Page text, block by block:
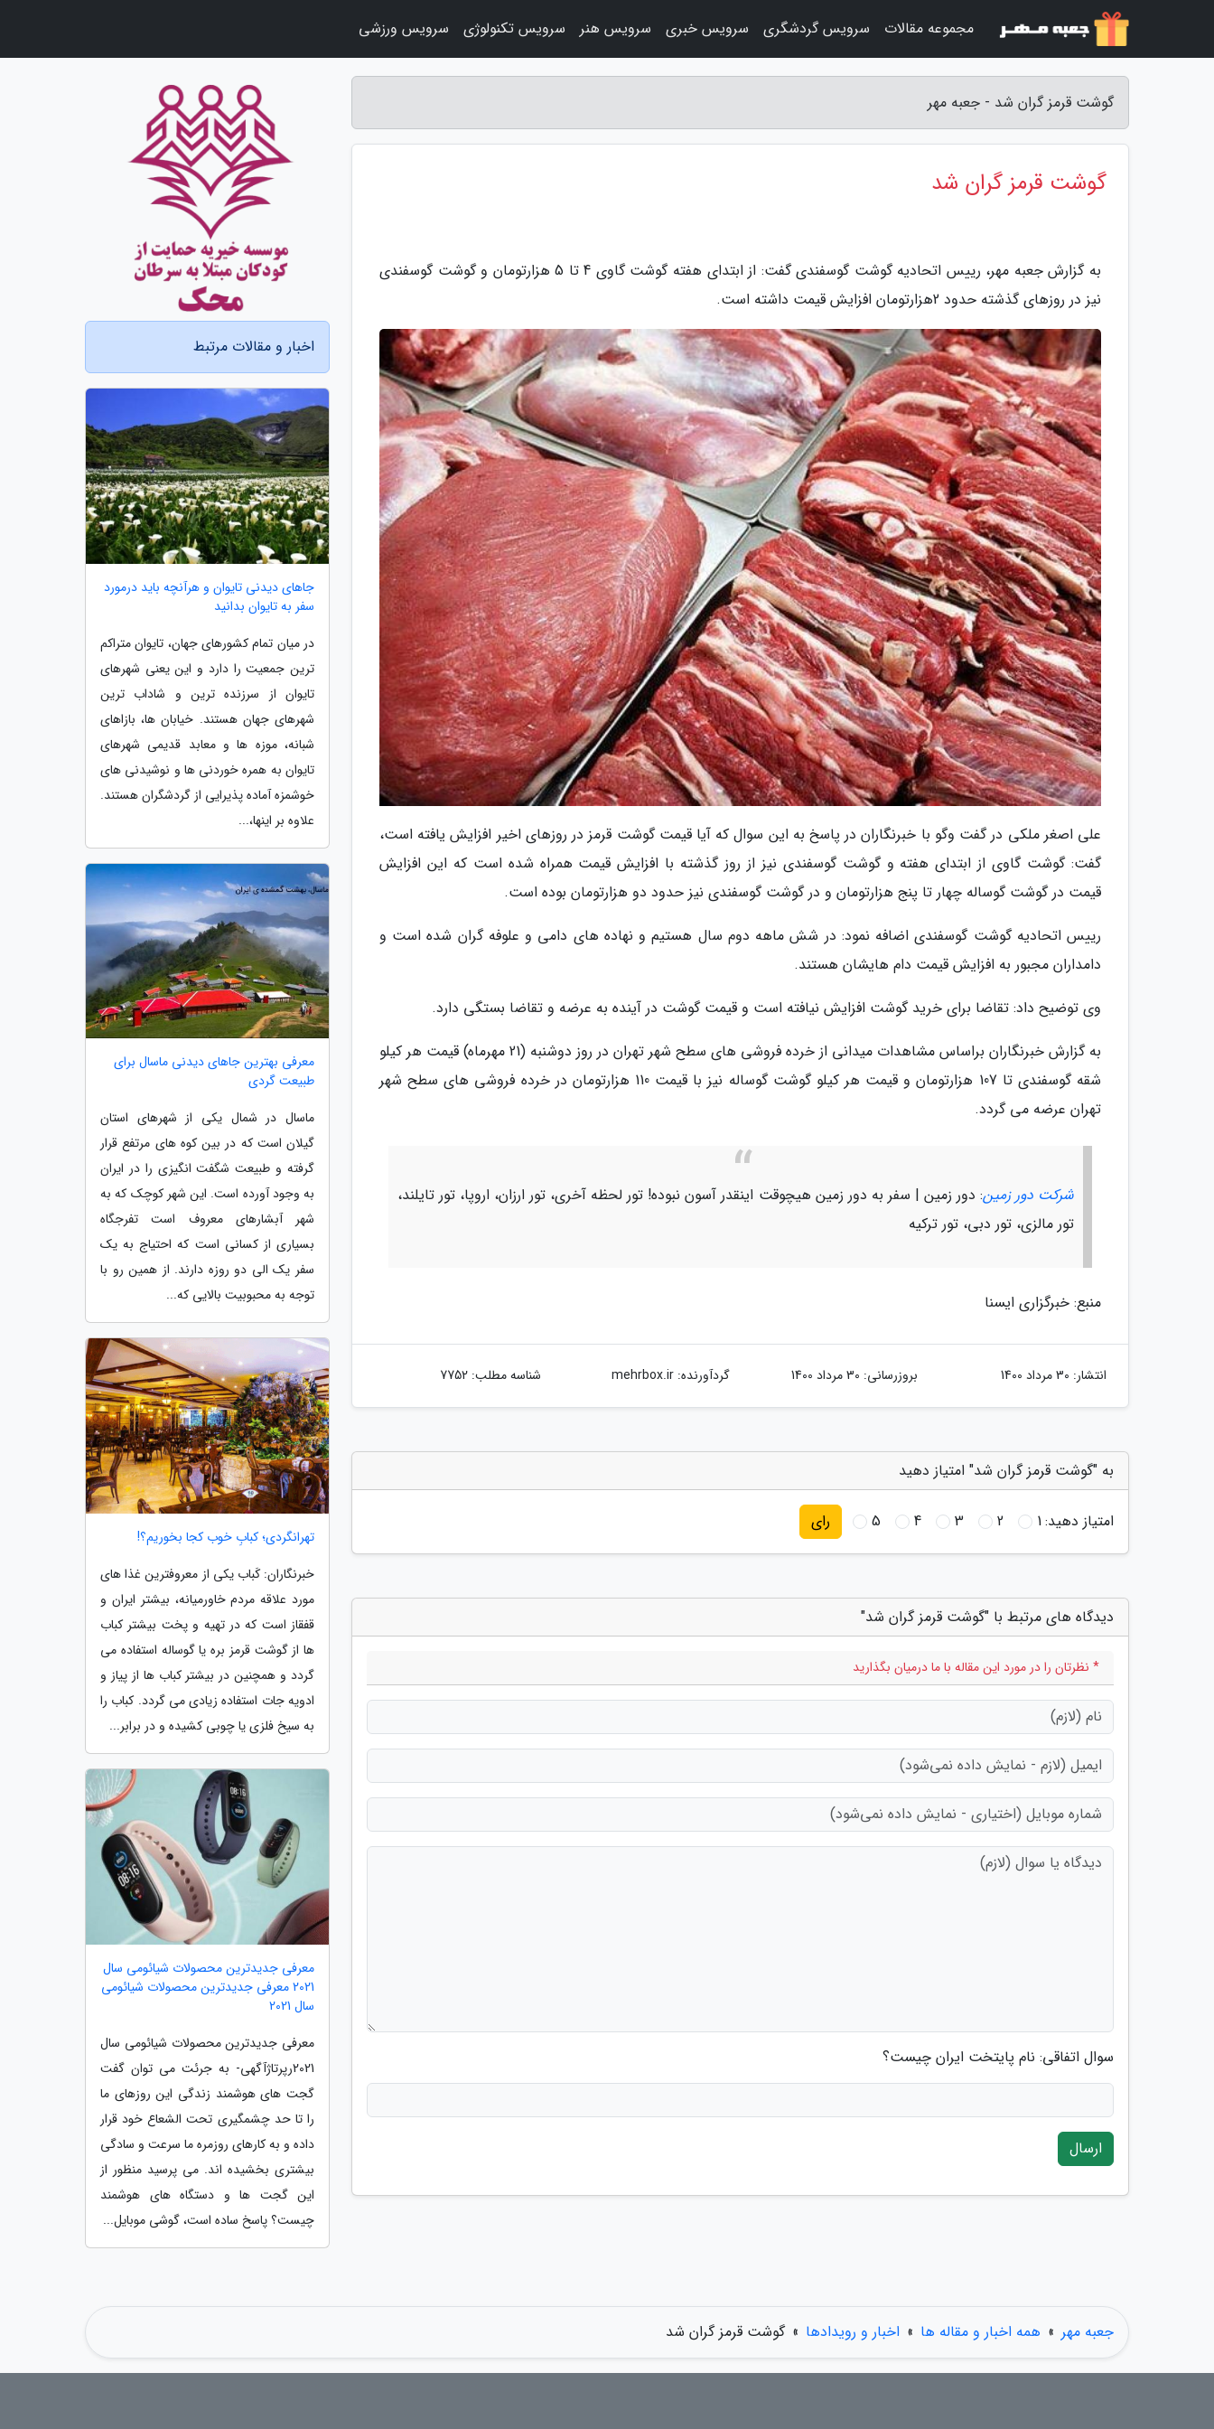
گوشت قرمز گران شد - جعبه مهر
گوشت قرمز گران شد
به گزارش جعبه مهر، رییس اتحادیه گوشت گوسفندی گفت: از ابتدای هفته گوشت گاوی 4 تا 5 هزارتومان و گوشت گوسفندی
نیز در روزهای گذشته حدود 2هزارتومان افزایش قیمت داشته است.
علی اصغر ملکی در گفت وگو با خبرنگاران در پاسخ به این سوال که آیا قیمت گوشت قرمز در روزهای اخیر افزایش یافته است،
گفت: گوشت گاوی از ابتدای هفته و گوشت گوسفندی نیز از روز گذشته با افزایش قیمت همراه شده است که این افزایش
قیمت در گوشت گوساله چهار تا پنج هزارتومان و در گوشت گوسفندی نیز حدود دو هزارتومان بوده است.
رییس اتحادیه گوشت گوسفندی اضافه نمود: در شش ماهه دوم سال هستیم و نهاده های دامی و علوفه گران شده است و
دامداران مجبور به افزایش قیمت دام هایشان هستند.
وی توضیح داد: تقاضا برای خرید گوشت افزایش نیافته است و قیمت گوشت در آینده به عرضه و تقاضا بستگی دارد.
به گزارش خبرنگاران براساس مشاهدات میدانی از خرده فروشی های سطح شهر تهران در روز دوشنبه (21 مهرماه) قیمت هر کیلو
شقه گوسفندی تا 107 هزارتومان و قیمت هر کیلو گوشت گوساله نیز با قیمت 110 هزارتومان در خرده فروشی های سطح شهر
تهران عرضه می گردد.
شرکت دور زمین: دور زمین | سفر به دور زمین هیچوقت اینقدر آسون نبوده! تور لحظه آخری، تور ارزان، اروپا، تور تایلند،
تور مالزی، تور دبی، تور ترکیه
منبع: خبرگزاری ایسنا
انتشار: 30 مرداد 1400 بروزرسانی: 30 مرداد 1400 گردآورنده:mehrbox.ir شناسه مطلب: 7752
به "گوشت قرمز گران شد" امتیاز دهید
امتیاز دهید:1
2
3
4
5 رای
دیدگاه های مرتبط با "گوشت قرمز گران شد"
* نظرتان را در مورد این مقاله با ما درمیان بگذارید
سوال اتفاقی: نام پایتخت ایران چیست؟
ارسال
اخبار و مقالات مرتبط
جاهای دیدنی تایوان و هرآنچه باید درمورد
سفر به تایوان بدانید
در میان تمام کشورهای جهان، تایوان متراکم
ترین جمعیت را دارد و این یعنی شهرهای
تایوان از سرزنده ترین و شاداب ترین
شهرهای جهان هستند. خیابان ها، بازاهای
شبانه، موزه ها و معابد قدیمی شهرهای
تایوان به همره خوردنی ها و نوشیدنی های
خوشمزه آماده پذیرایی از گردشگران هستند.
علاوه بر اینها،...
معرفی بهترین جاهای دیدنی ماسال برای
طبیعت گردی
ماسال در شمال یکی از شهرهای استان
گیلان است که در بین کوه های مرتفع قرار
گرفته و طبیعت شگفت انگیزی را در ایران
به وجود آورده است. این شهر کوچک که به
شهر آبشارهای معروف است تفرجگاه
بسیاری از کسانی است که احتیاج به یک
سفر یک الی دو روزه دارند. از همین رو با
توجه به محبوبیت بالایی که...
تهرانگردی؛ کبابِ خوب کجا بخوریم؟!
خبرنگاران: کَباب یکی از معروفترین غذا های
مورد علاقه مردم خاورمیانه، بیشتر ایران و
قفقاز است که در تهیه و پخت بیشتر کباب
ها از گوشت قرمز بره یا گوساله استفاده می
گردد و همچنین در بیشتر کباب ها از پیاز و
ادویه جات استفاده زیادی می گردد. کباب را
به سیخ فلزی یا چوبی کشیده و در برابر...
معرفی جدیدترین محصولات شیائومی سال
2021 معرفی جدیدترین محصولات شیائومی
سال 2021
معرفی جدیدترین محصولات شیائومی سال
2021رپرتاژآگهی- به جرئت می توان گفت
گجت های هوشمند زندگی این روزهای ما
را تا حد چشمگیری تحت الشعاع خود قرار
داده و به کارهای روزمره ما سرعت و سادگی
بیشتری بخشیده اند. می پرسید منظور از
این گجت ها و دستگاه های هوشمند
چیست؟ پاسخ ساده است، گوشی موبایل...
جعبه مهر » همه اخبار و مقاله ها » اخبار و رویدادها » گوشت قرمز گران شد
مجموعه مقالات سرویس گردشگری سرویس خبری سرویس هنر سرویس تکنولوژی سرویس ورزشی